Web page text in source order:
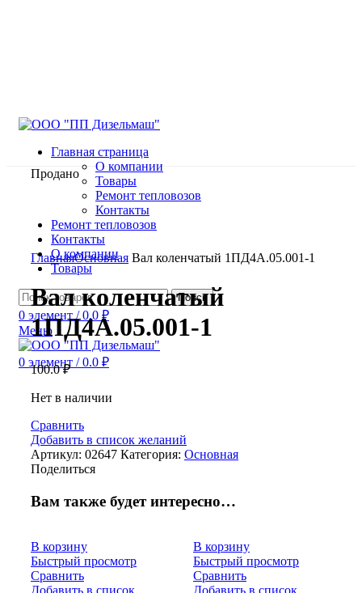
Главная страница
О компании
Товары
Ремонт тепловозов
Контакты
Ремонт тепловозов
Контакты
О компании
Товары
Поиск
0 элемент / 0.0 ₽
Меню
0 элемент / 0.0 ₽
Продано
Нажмите, чтобы увеличить
ГлавнаяОсновная Вал коленчатый 1ПД4А.05.001-1
Вал коленчатый
1ПД4А.05.001-1
100.0₽
Нет в наличии
Сравнить
Добавить в список желаний
Артикул: 02647 Категория: Основная
Поделиться
Вам также будет интересно…
В корзину
Быстрый просмотр
Сравнить
В корзину
Быстрый просмотр
Сравнить